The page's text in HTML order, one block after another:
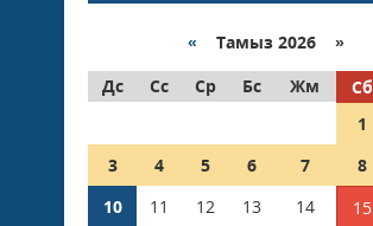
« Тамыз 2026 »
Дс
Сс Ср Бс Жм Сб
1
3
4 5 6 7 8
10
11 12 13 14 15